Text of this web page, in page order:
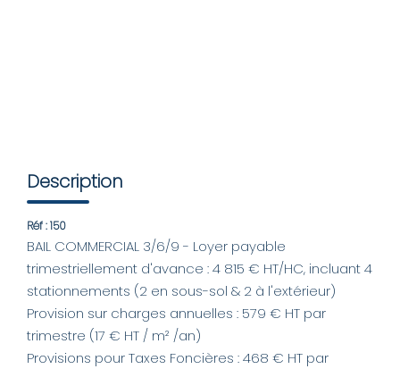
AGENCE
CONTACT
Description
Réf : 150
BAIL COMMERCIAL 3/6/9 - Loyer payable
trimestriellement d'avance : 4 815 € HT/HC, incluant 4
stationnements (2 en sous-sol & 2 à l'extérieur)
Provision sur charges annuelles : 579 € HT par
trimestre (17 € HT / m² /an)
Provisions pour Taxes Foncières : 468 € HT par